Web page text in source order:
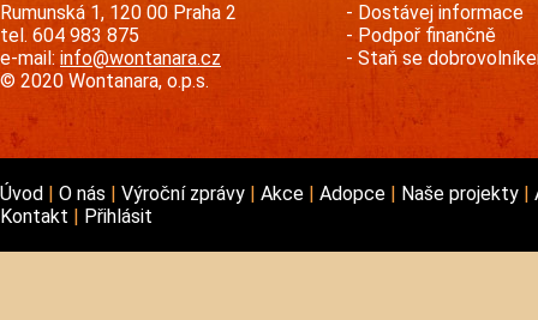
Rumunská 1, 120 00 Praha 2
tel. 604 983 875
e-mail: info@wontanara.cz
© 2020 Wontanara, o.p.s.
Dostávej informace
Podpoř finančně
Staň se
Úvod O nás Výroční zprávy Akce Adopce Naše projekty
Kontakt
Přihlásit